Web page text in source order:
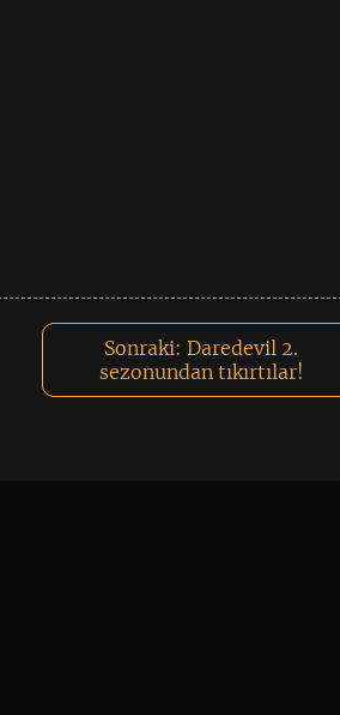
Sonraki: Daredevil 2.
sezonundan tıkırtılar!